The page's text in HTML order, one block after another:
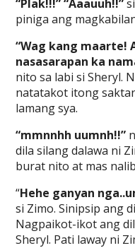
“Plak!!!” “Aaauuh!!”
piniga ang
“Wag kang maarte!
nasasarapan ka
nito sa labi si Sheryl.
natatakot itong
lamang sya.
“mmnnhh uumnh!!”
dila silang dalawa ni
burat nito at mas
“Hehe ganyan
si Zimo. Sinipsip ang
Nagpaikot-ikot ang
Sheryl. Pati laway ni